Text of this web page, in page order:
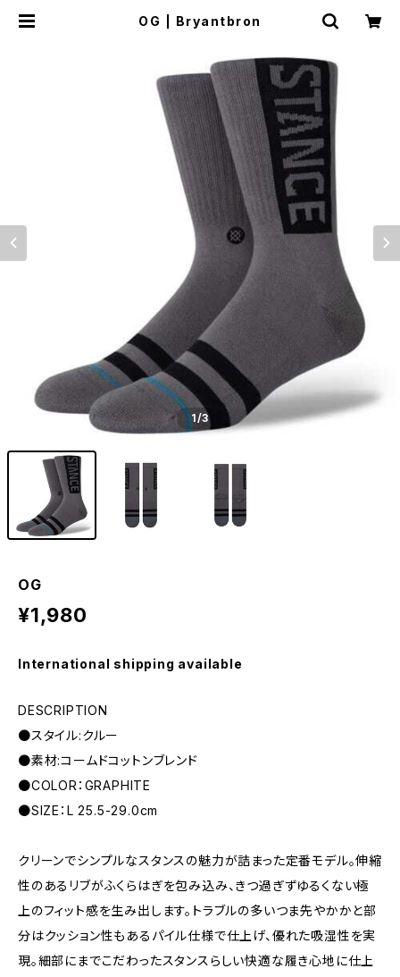
OG | Bryantbron
1/3
OG
¥1,980
International shipping available
DESCRIPTION
●スタイル:クルー
●素材:コームドコットンブレンド
●COLOR：GRAPHITE
●SIZE：L 25.5-29.0cm
クリーンでシンプルなスタンスの魅力が詰まった定番モデル。伸縮
性のあるリブがふくらはぎを包み込み、きつ過ぎずゆるくない極
上のフィット感を生み出します。トラブルの多いつま先やかかと部
分はクッション性もあるパイル仕様で仕上げ、優れた吸湿性を実
現。細部にまでこだわったスタンスらしい快適な履き心地に仕上